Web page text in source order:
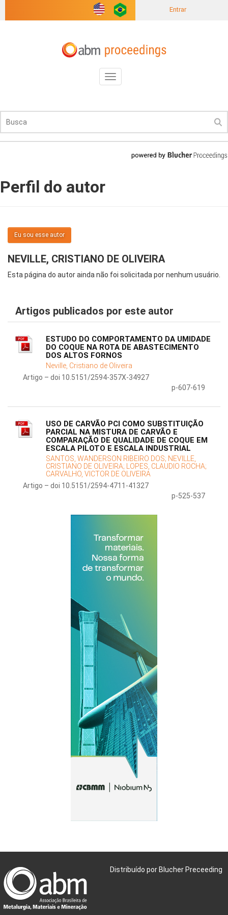
Entrar
Toggle
navigation
Perfil do autor
Eu sou esse autor
NEVILLE, CRISTIANO DE OLIVEIRA
Esta página do autor ainda não foi solicitada por nenhum usuário.
Artigos publicados por este autor
ESTUDO DO COMPORTAMENTO DA UMIDADE
DO COQUE NA ROTA DE ABASTECIMENTO
DOS ALTOS FORNOS
Neville, Cristiano de Oliveira
Artigo – doi 10.5151/2594-357X-34927
p-607-619
USO DE CARVÃO PCI COMO SUBSTITUIÇÃO
PARCIAL NA MISTURA DE CARVÃO E
COMPARAÇÃO DE QUALIDADE DE COQUE EM
ESCALA PILOTO E ESCALA INDUSTRIAL
SANTOS, WANDERSON RIBEIRO DOS; NEVILLE,
CRISTIANO DE OLIVEIRA; LOPES, CLAUDIO ROCHA;
CARVALHO, VICTOR DE OLIVEIRA
Artigo – doi 10.5151/2594-4711-41327
p-525-537
Distribuído por Blucher Preceeding